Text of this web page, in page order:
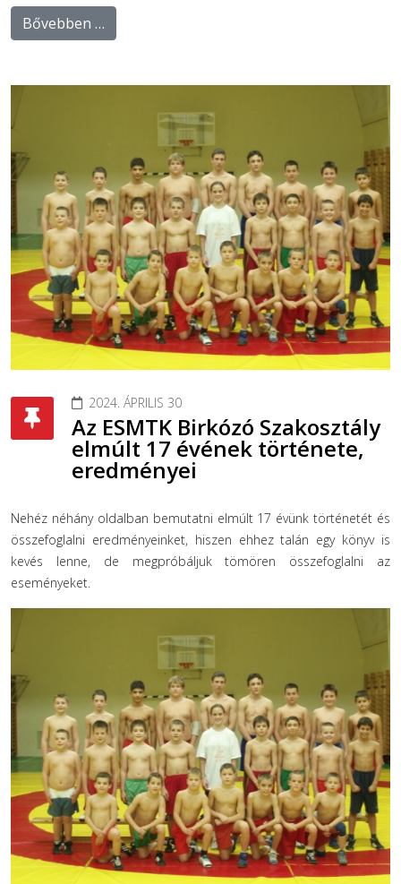
Bővebben …
2024. ÁPRILIS 30
Az ESMTK Birkózó Szakosztály
elmúlt 17 évének története,
eredményei
Nehéz néhány oldalban bemutatni elmúlt 17 évünk történetét és
összefoglalni eredményeinket, hiszen ehhez talán egy könyv is
kevés lenne, de megpróbáljuk tömören összefoglalni az
eseményeket.